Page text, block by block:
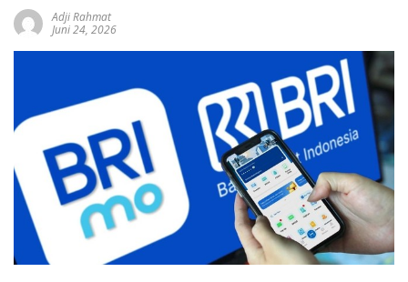
Adji Rahmat
Juni 24, 2026